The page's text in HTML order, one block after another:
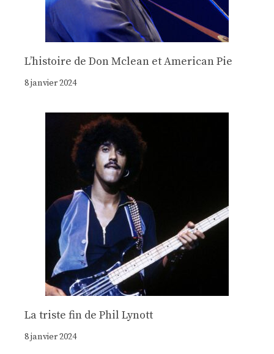
Lʼhistoire de Don Mclean et American Pie
8 janvier 2024
La triste fin de Phil Lynott
8 janvier 2024